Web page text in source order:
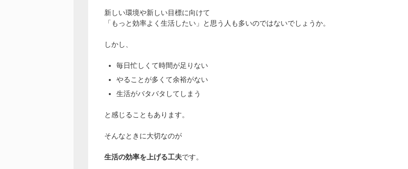
新しい環境や新しい目標に向けて
「もっと効率よく生活したい」と思う人も多いのではないでしょうか。
しかし、
毎日忙しくて時間が足りない
やることが多くて余裕がない
生活がバタバタしてしまう
と感じることもあります。
そんなときに大切なのが
生活の効率を上げる工夫です。